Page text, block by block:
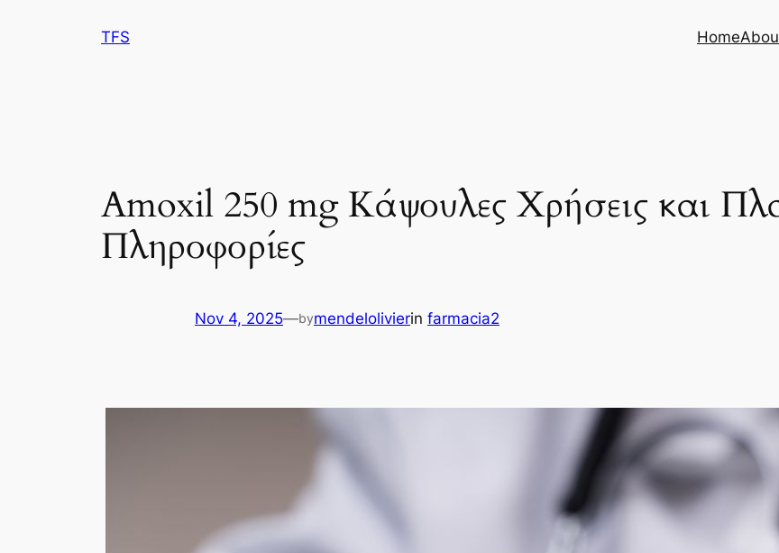
TFS Home
Amoxil 250 mg Κάψουλες Χρήσεις και
Πληροφορίες
Nov 4, 2025—bymendelolivierin farmacia2